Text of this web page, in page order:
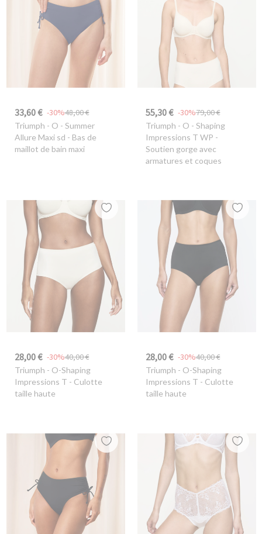
33,60 € 48,00 €
-30%
Triumph - O - Summer
Allure Maxi sd - Bas de
maillot de bain maxi
55,30 € 79,00 €
-30%
Triumph - O - Shaping
Impressions T WP -
Soutien gorge avec
armatures et coques
28,00 € 40,00 €
-30%
Triumph - O-Shaping
Impressions T - Culotte
taille haute
28,00 € 40,00 €
-30%
Triumph - O-Shaping
Impressions T - Culotte
taille haute